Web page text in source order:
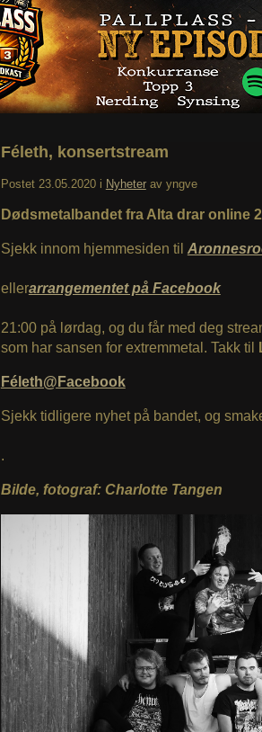
Féleth, konsertstream
Postet 23.05.2020 i Nyheter av yngve
Dødsmetalbandet fra Alta drar online
Sjekk innom hjemmesiden til
ellerarrangementet på Facebook
21:00 på lørdag, og du får med deg
som har sansen for extremmetal. Takk til
Féleth@Facebook
Sjekk tidligere nyhet på bandet, og
.
Bilde, fotograf: Charlotte Tangen